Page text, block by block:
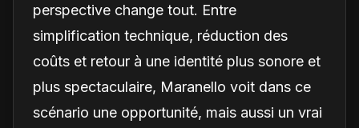
perspective change tout. Entre
simplification technique, réduction des
coûts et retour à une identité plus sonore et
plus spectaculaire, Maranello voit dans ce
scénario une opportunité, mais aussi un vrai